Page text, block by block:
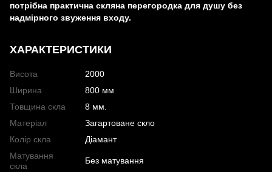
потрібна практична скляна перегородка для душу без
надмірного звуження входу.
ХАРАКТЕРИСТИКИ
Висота
2000
Ширина
800 мм
Товщина скла
8 мм.
Матеріал
Загартоване скло
Колір скла
Діамант
Матування
скла
Без матування